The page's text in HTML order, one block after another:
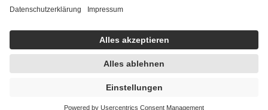
getroffen, um sicherzustellen, dass es sich um echte Bewertungen
https://help.etrusted.com/hc/de/articles/4419944605341
Einige Bilder und Inhalte wurden unter Zuhilfenahme künstlicher